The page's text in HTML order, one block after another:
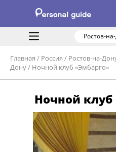
Ростов-
Главная / Россия / Ростов-на-
Дону/ Ночной клуб «Эмбарго»
Ночной